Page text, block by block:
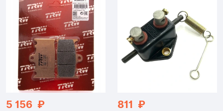
5 156 ₽ 811 ₽